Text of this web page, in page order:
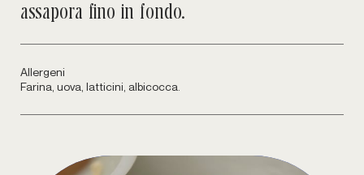
assapora fino in fondo.
Allergeni
Farina, uova, latticini, albicocca.